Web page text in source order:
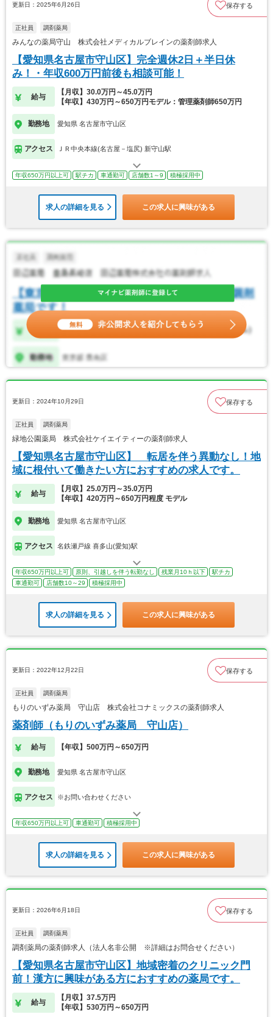
更新日：2025年6月26日 保存する
正社員 調剤薬局
みんなの薬局守山 株式会社メディカルブレインの薬剤師求人
【愛知県名古屋市守山区】完全週休2日＋半日休
み！・年収600万円前後も相談可能！
給与
【月収】30.0万円～45.0万円
【年収】430万円～650万円モデル：管理薬剤師650万円
勤務地 愛知県 名古屋市守山区
アクセス ＪＲ中央本線(名古屋－塩尻) 新守山駅
年収650万円以上可 駅チカ 車通勤可 店舗数1～9 積極採用中
求人の詳細を見る この求人に興味がある
更新日：2024年10月29日 保存する
正社員 調剤薬局
緑地公園薬局 株式会社ケイエイティーの薬剤師求人
【愛知県名古屋市守山区】 転居を伴う異動なし！地
域に根付いて働きたい方におすすめの求人です。
給与
【月収】25.0万円～35.0万円
【年収】420万円～650万円程度 モデル
勤務地 愛知県 名古屋市守山区
アクセス 名鉄瀬戸線 喜多山(愛知)駅
年収650万円以上可 原則、引越しを伴う転勤なし 残業月10ｈ以下
駅チカ
車通勤可
店舗数10～29 積極採用中
求人の詳細を見る この求人に興味がある
更新日：2022年12月22日 保存する
正社員 調剤薬局
もりのいずみ薬局 守山店 株式会社コナミックスの薬剤師求人
薬剤師（もりのいずみ薬局 守山店）
給与 【年収】500万円～650万円
勤務地 愛知県 名古屋市守山区
アクセス ※お問い合わせください
年収650万円以上可 車通勤可 積極採用中
求人の詳細を見る この求人に興味がある
更新日：2026年6月18日 保存する
正社員 調剤薬局
調剤薬局の薬剤師求人（法人名非公開 ※詳細はお問合せください）
【愛知県名古屋市守山区】地域密着のクリニック門
前！漢方に興味がある方におすすめの薬局です。
給与
【月収】37.5万円
【年収】530万円～650万円